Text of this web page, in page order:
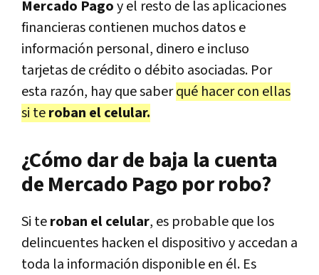
Mercado Pagoy el resto de las aplicaciones
financieras contienen muchos datos e
información personal, dinero e incluso
tarjetas de crédito o débito asociadas. Por
esta razón, hay que saberqué hacer con ellas
si teroban el celular.
¿Cómo dar de baja la cuenta
de Mercado Pago por robo?
Si teroban el celular, es probable que los
delincuentes hacken el dispositivo y accedan a
toda la información disponible en él. Es